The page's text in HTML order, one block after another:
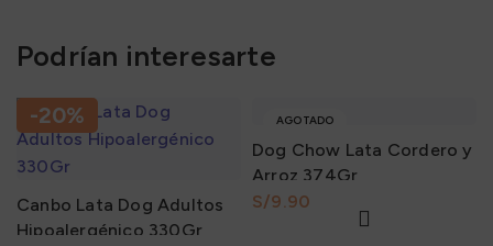
Podrían interesarte
-20%
Canbo Lata Dog Adultos
Hipoalergénico 330Gr
AGOTADO
Dog Chow Lata Cordero y
Arroz 374Gr
S/